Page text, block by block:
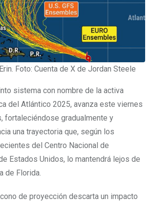
Foto: Cuenta de X de Jordan Steele
sistema con nombre de la activa
del Atlántico 2025, avanza este viernes
fortaleciéndose gradualmente y
una trayectoria que, según los
del Centro Nacional de
Estados Unidos, lo mantendrá lejos de
de Florida.
de proyección descarta un impacto